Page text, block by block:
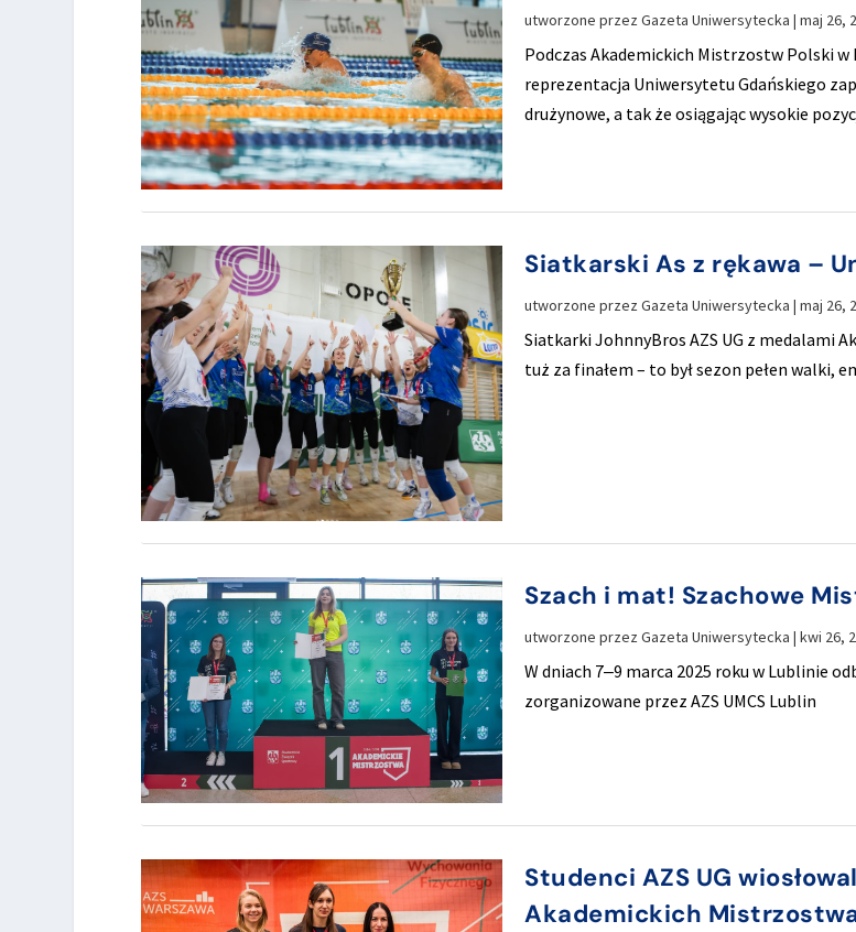
utworzone przezGazeta Uniwersytecka |maj 26,
Podczas Akademickich Mistrzostw Polski w
reprezentacja Uniwersytetu Gdańskiego
drużynowe, a tak że osiągając wysokie
Siatkarski As z rękawa –
utworzone przezGazeta Uniwersytecka |maj 26,
Siatkarki JohnnyBros AZS UG z medalami
tuż za finałem – to był sezon pełen walki,
Szach i mat! Szachowe
utworzone przezGazeta Uniwersytecka |kwi 26,
W dniach 7‒9 marca 2025 roku w Lublinie
zorganizowane przez AZS UMCS Lublin
Studenci AZS UG
Akademickich